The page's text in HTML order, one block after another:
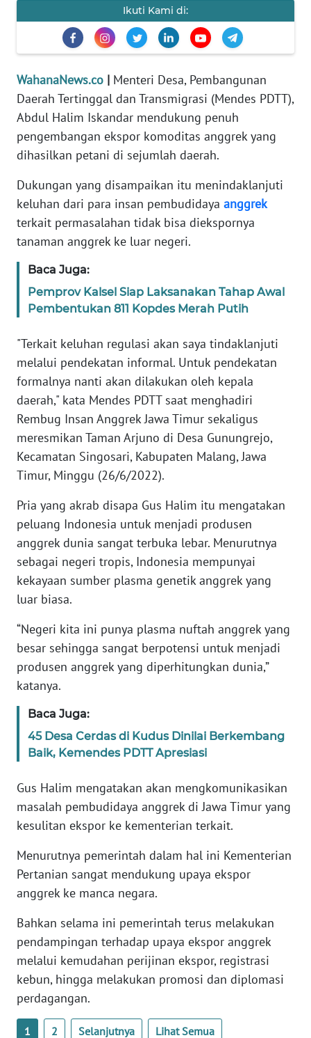
Ikuti Kami di:
WahanaNews.co | Menteri Desa, Pembangunan
Daerah Tertinggal dan Transmigrasi (Mendes PDTT),
Abdul Halim Iskandar mendukung penuh
pengembangan ekspor komoditas anggrek yang
dihasilkan petani di sejumlah daerah.
Dukungan yang disampaikan itu menindaklanjuti
keluhan dari para insan pembudidaya anggrek
terkait permasalahan tidak bisa diekspornya
tanaman anggrek ke luar negeri.
Baca Juga:
Pemprov Kalsel Siap Laksanakan Tahap Awal
Pembentukan 811 Kopdes Merah Putih
"Terkait keluhan regulasi akan saya tindaklanjuti
melalui pendekatan informal. Untuk pendekatan
formalnya nanti akan dilakukan oleh kepala
daerah," kata Mendes PDTT saat menghadiri
Rembug Insan Anggrek Jawa Timur sekaligus
meresmikan Taman Arjuno di Desa Gunungrejo,
Kecamatan Singosari, Kabupaten Malang, Jawa
Timur, Minggu (26/6/2022).
Pria yang akrab disapa Gus Halim itu mengatakan
peluang Indonesia untuk menjadi produsen
anggrek dunia sangat terbuka lebar. Menurutnya
sebagai negeri tropis, Indonesia mempunyai
kekayaan sumber plasma genetik anggrek yang
luar biasa.
“Negeri kita ini punya plasma nuftah anggrek yang
besar sehingga sangat berpotensi untuk menjadi
produsen anggrek yang diperhitungkan dunia,”
katanya.
Baca Juga:
45 Desa Cerdas di Kudus Dinilai Berkembang
Baik, Kemendes PDTT Apresiasi
Gus Halim mengatakan akan mengkomunikasikan
masalah pembudidaya anggrek di Jawa Timur yang
kesulitan ekspor ke kementerian terkait.
Menurutnya pemerintah dalam hal ini Kementerian
Pertanian sangat mendukung upaya ekspor
anggrek ke manca negara.
Bahkan selama ini pemerintah terus melakukan
pendampingan terhadap upaya ekspor anggrek
melalui kemudahan perijinan ekspor, registrasi
kebun, hingga melakukan promosi dan diplomasi
perdagangan.
1 2 Selanjutnya Lihat Semua
Informasi
INDEKS
BERITA
KONTAK
KAMI
INFO
TENTANG
KAMI
PEDOMAN
MEDIA
REDAKSI
DISCLAIMER
Wahana
News
Regional
WN
SUMUT
WN
JAKARTA
WN
WN
BANTEN
WN
NTT
KEPRI
WN
WN
PAPUA
BARAT
RIAU